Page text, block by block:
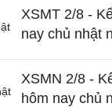
XSMT 2/8 -
nay chủ nhật
XSMN 2/8 -
hôm nay chủ